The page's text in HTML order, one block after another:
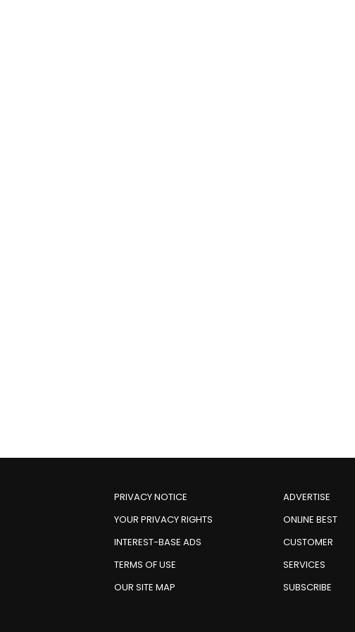
PRIVACY NOTICE
YOUR PRIVACY RIGHTS
INTEREST-BASE ADS
TERMS OF USE
OUR SITE MAP
ADVERTISE
ONLINE BEST
CUSTOMER
SERVICES
SUBSCRIBE